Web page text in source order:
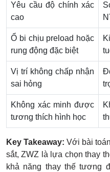
Yêu cầu độ chính xác
cao
Ổ bi chịu preload hoặc
rung động đặc biệt
Vị trí không chấp nhận
sai hỏng
Không xác minh được
tương thích hình học
Key Takeaway: Với bài
sắt, ZWZ là lựa chọn thay
khả năng thay thế tương